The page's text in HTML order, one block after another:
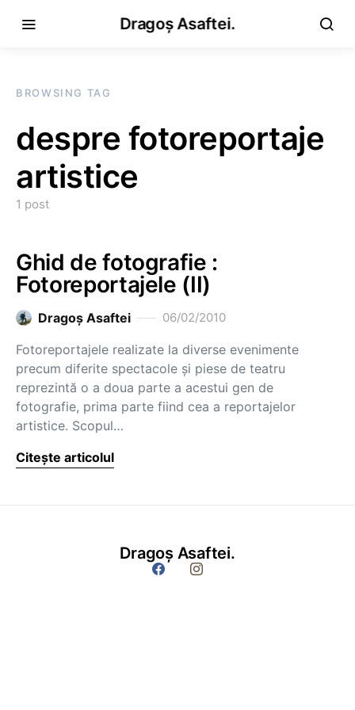
Dragoș Asaftei.
BROWSING TAG
despre fotoreportaje
artistice
1 post
Ghid de fotografie :
Fotoreportajele (II)
Dragoş Asaftei 06/02/2010
Fotoreportajele realizate la diverse evenimente
precum diferite spectacole şi piese de teatru
reprezintă o a doua parte a acestui gen de
fotografie, prima parte fiind cea a reportajelor
artistice. Scopul…
Citește articolul
Dragoș Asaftei.